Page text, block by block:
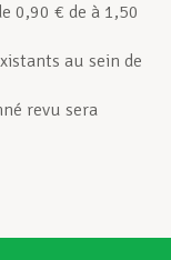
0,90 € de à 1,50
au sein de
revu sera